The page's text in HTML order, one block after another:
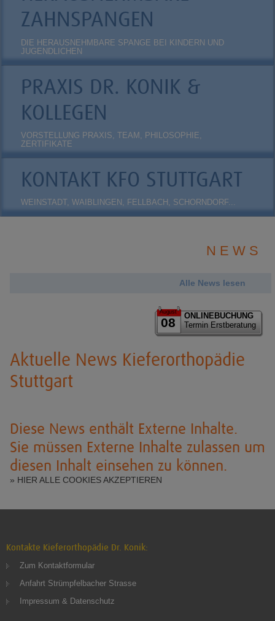
ZAHNSPANGEN
DIE HERAUSNEHMBARE SPANGE BEI KINDERN UND
JUGENDLICHEN
PRAXIS DR. KONIK &
KOLLEGEN
VORSTELLUNG PRAXIS, TEAM, PHILOSOPHIE,
ZERTIFIKATE
KONTAKT KFO STUTTGART
WEINSTADT, WAIBLINGEN, FELLBACH, SCHORNDORF...
N E W S
Alle News lesen
August
08
ONLINEBUCHUNG
Termin Erstberatung
Aktuelle News Kieferorthopädie
Stuttgart
Diese News enthält Externe Inhalte.
Sie müssen Externe Inhalte zulassen um
diesen Inhalt einsehen zu können.
» HIER ALLE COOKIES AKZEPTIEREN
Kontakte Kieferorthopädie Dr. Konik:
Zum Kontaktformular
Anfahrt Strümpfelbacher Strasse
Impressum & Datenschutz